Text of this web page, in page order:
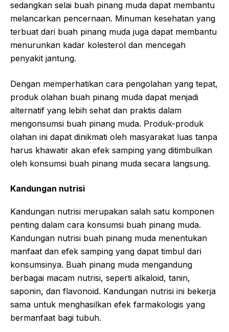
sedangkan selai buah pinang muda dapat membantu
melancarkan pencernaan. Minuman kesehatan yang
terbuat dari buah pinang muda juga dapat membantu
menurunkan kadar kolesterol dan mencegah
penyakit jantung.
Dengan memperhatikan cara pengolahan yang tepat,
produk olahan buah pinang muda dapat menjadi
alternatif yang lebih sehat dan praktis dalam
mengonsumsi buah pinang muda. Produk-produk
olahan ini dapat dinikmati oleh masyarakat luas tanpa
harus khawatir akan efek samping yang ditimbulkan
oleh konsumsi buah pinang muda secara langsung.
Kandungan nutrisi
Kandungan nutrisi merupakan salah satu komponen
penting dalam cara konsumsi buah pinang muda.
Kandungan nutrisi buah pinang muda menentukan
manfaat dan efek samping yang dapat timbul dari
konsumsinya. Buah pinang muda mengandung
berbagai macam nutrisi, seperti alkaloid, tanin,
saponin, dan flavonoid. Kandungan nutrisi ini bekerja
sama untuk menghasilkan efek farmakologis yang
bermanfaat bagi tubuh.